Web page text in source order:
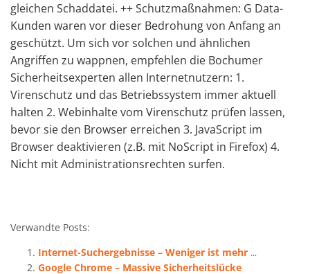
gleichen Schaddatei. ++ Schutzmaßnahmen: G Data-
Kunden waren vor dieser Bedrohung von Anfang an
geschützt. Um sich vor solchen und ähnlichen
Angriffen zu wappnen, empfehlen die Bochumer
Sicherheitsexperten allen Internetnutzern: 1.
Virenschutz und das Betriebssystem immer aktuell
halten 2. Webinhalte vom Virenschutz prüfen lassen,
bevor sie den Browser erreichen 3. JavaScript im
Browser deaktivieren (z.B. mit NoScript in Firefox) 4.
Nicht mit Administrationsrechten surfen.
Verwandte Posts:
Internet-Suchergebnisse – Weniger ist mehr ...
Google Chrome – Massive Sicherheitslücke